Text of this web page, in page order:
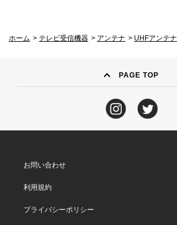
ホーム > テレビ受信機器 > アンテナ > UHFアンテナ
PAGE TOP
お問い合わせ
利用規約
プライバシーポリシー